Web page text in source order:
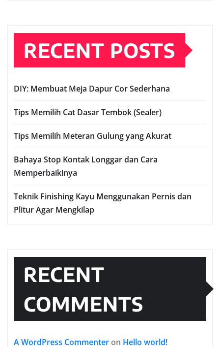
RECENT POSTS
DIY: Membuat Meja Dapur Cor Sederhana
Tips Memilih Cat Dasar Tembok (Sealer)
Tips Memilih Meteran Gulung yang Akurat
Bahaya Stop Kontak Longgar dan Cara
Memperbaikinya
Teknik Finishing Kayu Menggunakan Pernis dan
Plitur Agar Mengkilap
RECENT
COMMENTS
A WordPress Commenter on Hello world!